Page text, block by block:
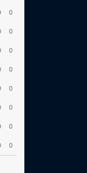
0
0
0
0
0
0
0
0